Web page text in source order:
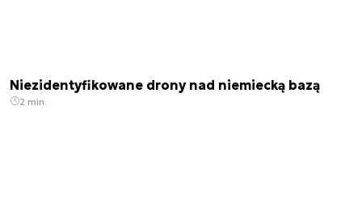
Niezidentyfikowane drony nad niemiecką bazą
2 min.